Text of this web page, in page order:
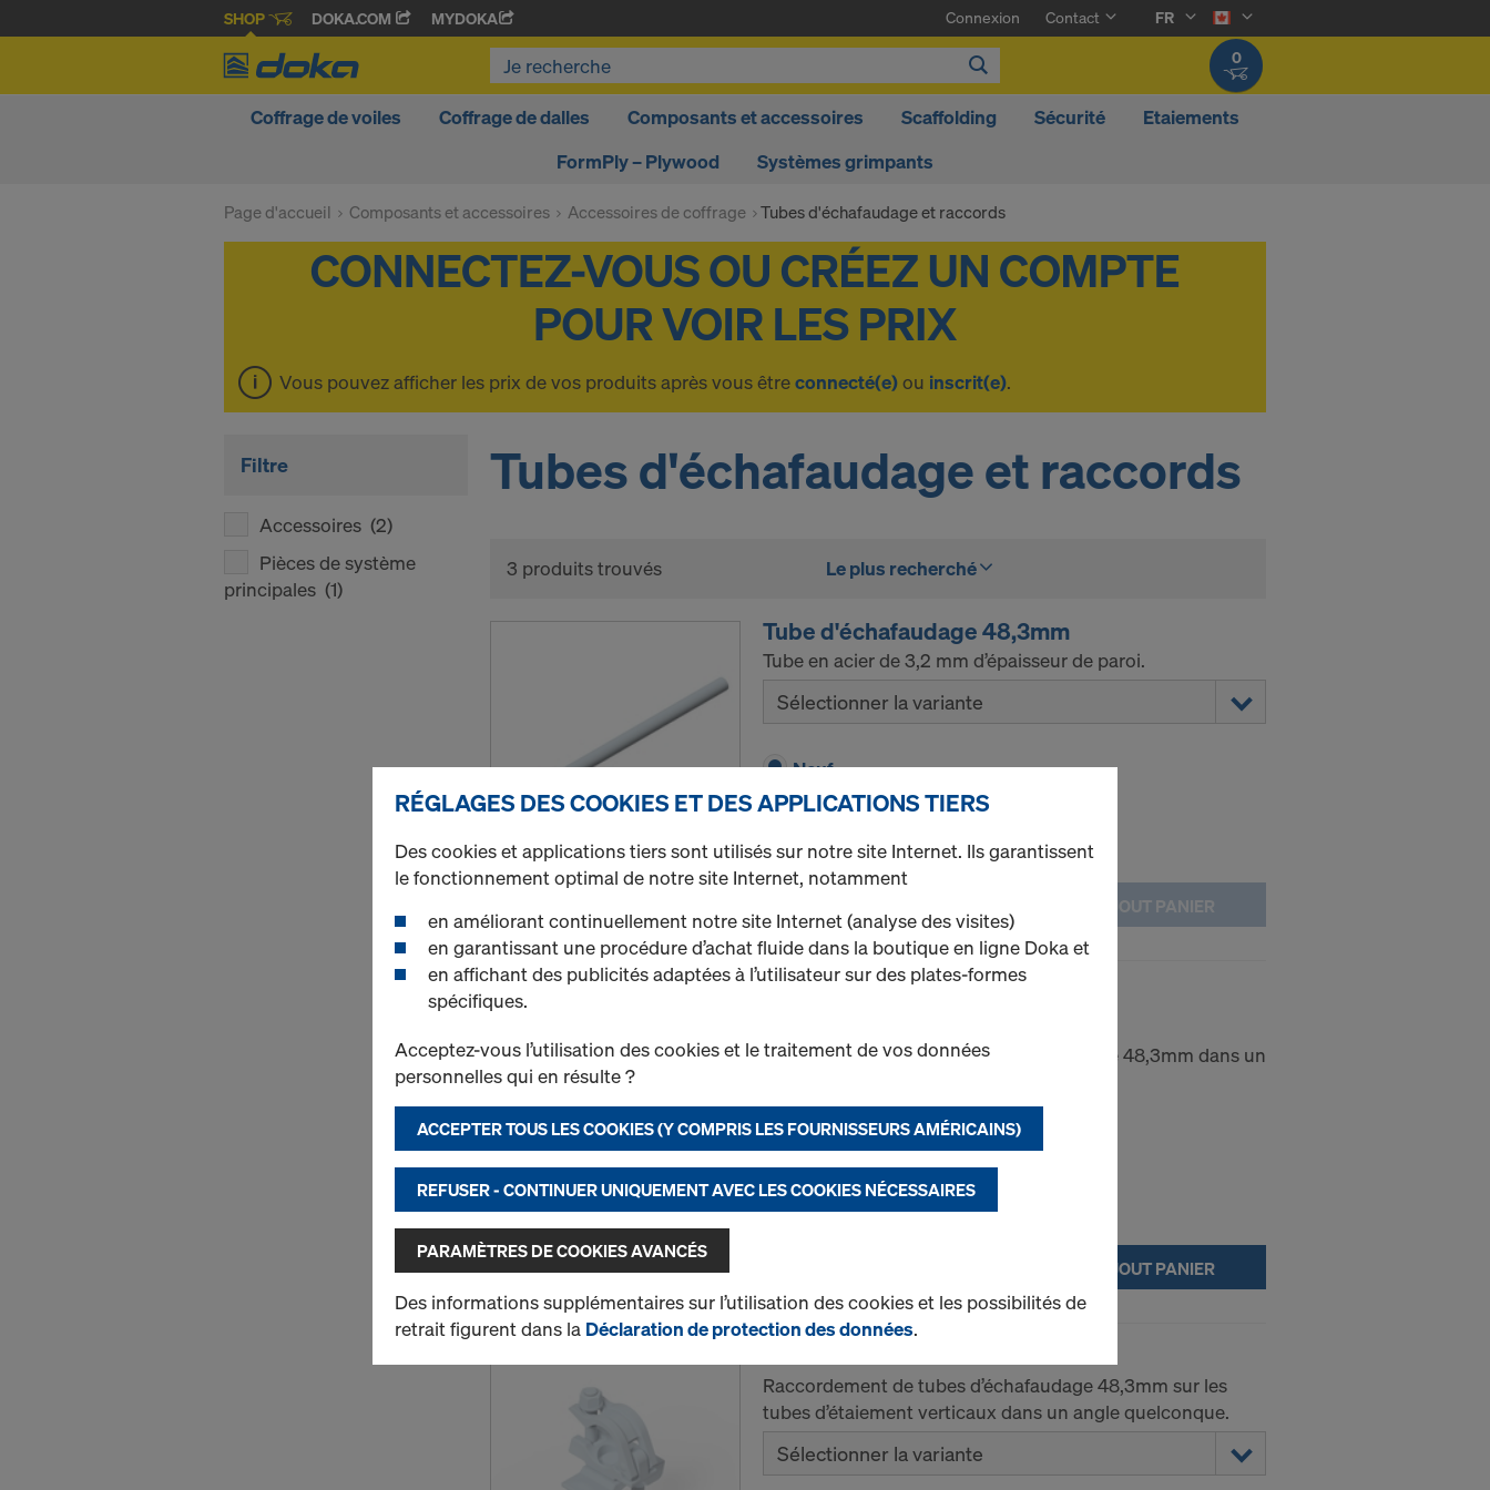
SHOP DOKA.COM MYDOKA Connexion Contact
FR
0
Coffrage de voiles Coffrage de dalles Composants et accessoires Scaffolding Sécurité
Etaiements
FormPly – Plywood
Systèmes grimpants
Page d'accueil Composants et accessoires Accessoires de coffrage Tubes d'échafaudage et raccords
Vous pouvez afficher les prix de vos produits après vous êtreconnecté(e)ou inscrit(e).
Filtre
Accessoires (2)
Pièces de système
principales (1)
Tubes d'échafaudage et raccords
3 produits trouvés Le plus recherché
Tube d'échafaudage 48,3mm
Tube en acier de 3,2 mm d’épaisseur de paroi.
Sélectionner la variante
Neuf
Occasion
Quantité AJOUT PANIER
Raccord orientable 48mm
Assemblage de deux tubes d’échafaudage 48,3mm dans un
Neuf
Occasion
AJOUT PANIER
Raccordement de tubes d’échafaudage 48,3mm sur les
tubes d’étaiement verticaux dans un angle quelconque.
Sélectionner la variante
RÉGLAGES DES COOKIES ET DES APPLICATIONS TIERS
Des cookies et applications tiers sont utilisés sur notre site Internet. Ils garantissent
le fonctionnement optimal de notre site Internet, notamment
en améliorant continuellement notre site Internet (analyse des visites)
en garantissant une procédure d’achat fluide dans la boutique en ligne Doka et
en affichant des publicités adaptées à l’utilisateur sur des plates-formes
spécifiques.
Acceptez-vous l’utilisation des cookies et le traitement de vos données
personnelles qui en résulte ?
ACCEPTER TOUS LES COOKIES (Y COMPRIS LES FOURNISSEURS AMÉRICAINS)
REFUSER - CONTINUER UNIQUEMENT AVEC LES COOKIES NÉCESSAIRES
PARAMÈTRES DE COOKIES AVANCÉS
Des informations supplémentaires sur l’utilisation des cookies et les possibilités de
retrait figurent dans la Déclaration de protection des données.